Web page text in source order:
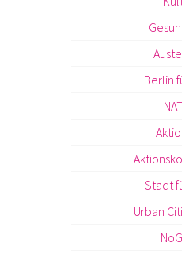
Berlin
Stadt
Urban